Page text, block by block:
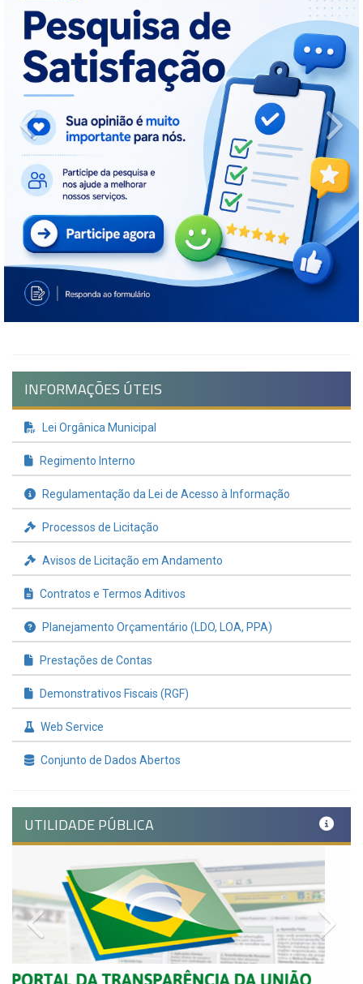
Previous
INFORMAÇÕES ÚTEIS
Lei Orgânica Municipal
Regimento Interno
Regulamentação da Lei de Acesso à Informação
Processos de Licitação
Avisos de Licitação em Andamento
Contratos e Termos Aditivos
Planejamento Orçamentário (LDO, LOA, PPA)
Prestações de Contas
Demonstrativos Fiscais (RGF)
Web Service
Conjunto de Dados Abertos
UTILIDADE PÚBLICA
Previous